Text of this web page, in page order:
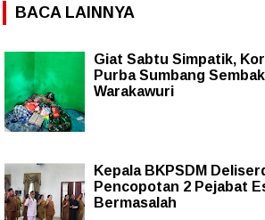
BACA LAINNYA
Giat Sabtu Simpatik,
Purba Sumbang
Warakawuri
Kepala BKPSDM
Pencopotan 2 Pejabat
Bermasalah